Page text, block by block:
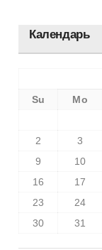
Календарь
Su
Mo
2
3
9
10
16
17
23
24
30
31